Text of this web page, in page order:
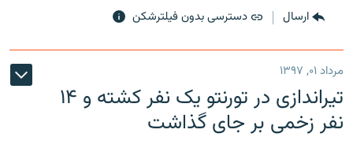
ارسال دسترسی بدون فیلترشکن
مرداد ۰۱, ۱۳۹۷
تیراندازی در تورنتو یک نفر کشته و ۱۴
نفر زخمی بر جای گذاشت